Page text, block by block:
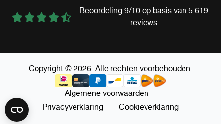
Beoordeling 9/10 op basis van 5.619
reviews
Copyright © 2026. Alle rechten voorbehouden.
Algemene voorwaarden
Privacyverklaring
Cookieverklaring